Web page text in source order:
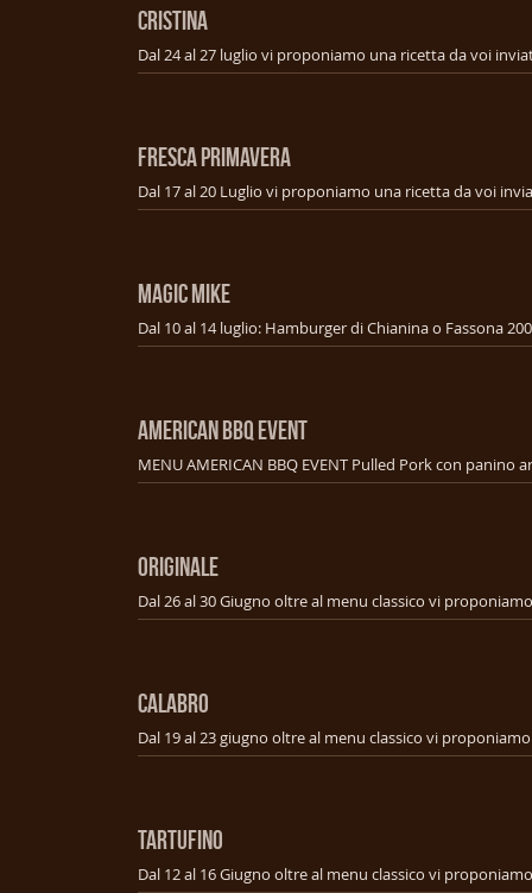
CRISTINA
FRESCA PRIMAVERA
MAGIC MIKE
AMERICAN BBQ EVENT
ORIGINALE
CALABRO
TARTUFINO